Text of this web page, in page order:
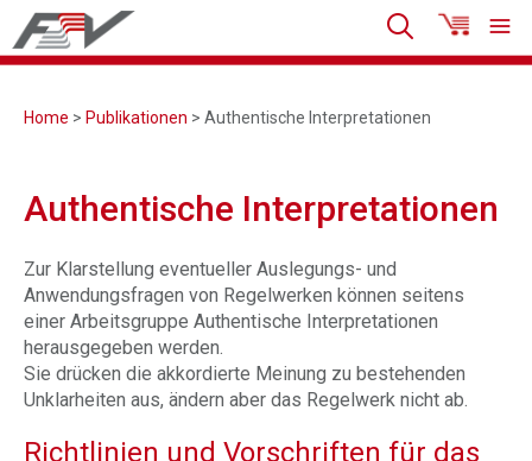
Home > Publikationen > Authentische Interpretationen
Authentische Interpretationen
Zur Klarstellung eventueller Auslegungs- und
Anwendungsfragen von Regelwerken können seitens
einer Arbeitsgruppe Authentische Interpretationen
herausgegeben werden.
Sie drücken die akkordierte Meinung zu bestehenden
Unklarheiten aus, ändern aber das Regelwerk nicht ab.
Richtlinien und Vorschriften für das